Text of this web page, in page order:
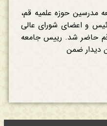
مدرسین حوزه علمیه قم،
و اعضای شورای عالی
حاضر شد. رییس جامعه
دیدار ضمن